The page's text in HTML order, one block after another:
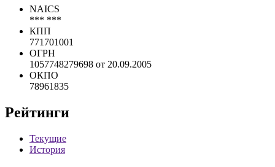
NAICS
*** ***
КПП
771701001
ОГРН
1057748279698 от 20.09.2005
ОКПО
78961835
Рейтинги
Текущие
История